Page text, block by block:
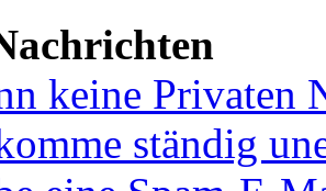
keine Privaten
ständig